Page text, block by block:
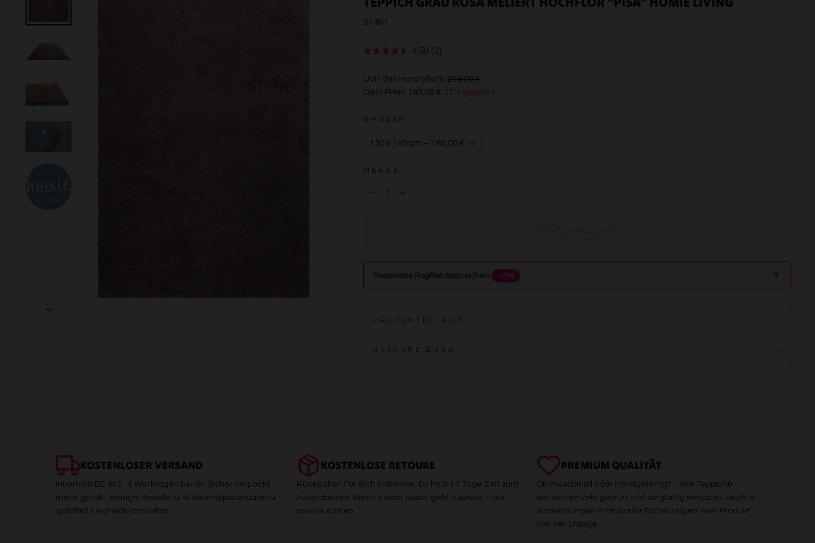
91467
UVP des Herstellers: 249,00 €€249,00
Dein Preis: 183,00 € 27% gespart
GRÖSSE
MENGE
Passendes RugPad dazu sichern −20% ▲
PRODUKTDETAILS
BESCHREIBUNG
KOSTENLOSER VERSAND
Innerhalb DE: In 2–4 Werktagen bei dir. Sicher verpackt,
meist gerollt, wenige Modelle (z. B. Kelims) platzsparend
gefaltet. Legt sich von selbst
KOSTENLOSE RETOURE
Rückgabe? Für dich kostenlos. Du hast 14 Tage Zeit zum
Ausprobieren. Wenn’s nicht passt, geht’s zurück – auf
unsere Kosten.
PREMIUM QUALITÄT
Ob maschinell oder handgefertigt – alle Teppiche
werden einzeln geprüft und sorgfältig verpackt. Leichte
Abweichungen in Maß oder Farbe zeigen: Kein Produkt
von der Stange.